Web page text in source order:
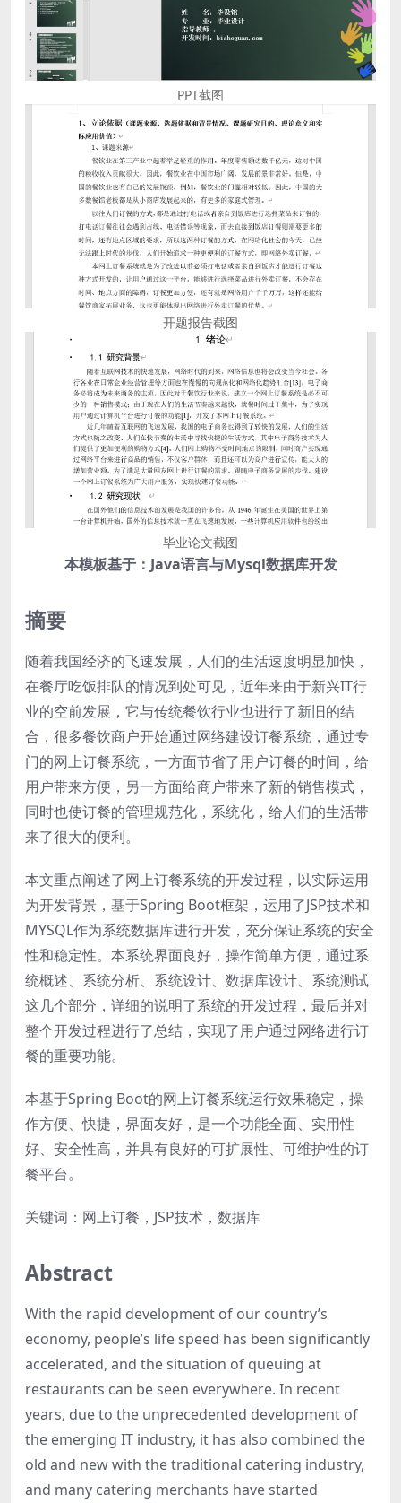
PPT截图
开题报告截图
毕业论文截图
本模板基于：Java语言与Mysql数据库开发
摘要
随着我国经济的飞速发展，人们的生活速度明显加快，
在餐厅吃饭排队的情况到处可见，近年来由于新兴IT行
业的空前发展，它与传统餐饮行业也进行了新旧的结
合，很多餐饮商户开始通过网络建设订餐系统，通过专
门的网上订餐系统，一方面节省了用户订餐的时间，给
用户带来方便，另一方面给商户带来了新的销售模式，
同时也使订餐的管理规范化，系统化，给人们的生活带
来了很大的便利。
本文重点阐述了网上订餐系统的开发过程，以实际运用
为开发背景，基于Spring Boot框架，运用了JSP技术和
MYSQL作为系统数据库进行开发，充分保证系统的安全
性和稳定性。本系统界面良好，操作简单方便，通过系
统概述、系统分析、系统设计、数据库设计、系统测试
这几个部分，详细的说明了系统的开发过程，最后并对
整个开发过程进行了总结，实现了用户通过网络进行订
餐的重要功能。
本基于Spring Boot的网上订餐系统运行效果稳定，操
作方便、快捷，界面友好，是一个功能全面、实用性
好、安全性高，并具有良好的可扩展性、可维护性的订
餐平台。
关键词：网上订餐，JSP技术，数据库
Abstract
With the rapid development of our country’s
economy, people’s life speed has been significantly
accelerated, and the situation of queuing at
restaurants can be seen everywhere. In recent
years, due to the unprecedented development of
the emerging IT industry, it has also combined the
old and new with the traditional catering industry,
and many catering merchants have started